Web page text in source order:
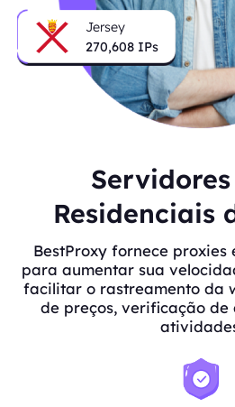
Jersey
270,608 IPs
Residenciais
BestProxy fornece proxies
para aumentar sua
facilitar o rastreamento da
de preços, verificação de